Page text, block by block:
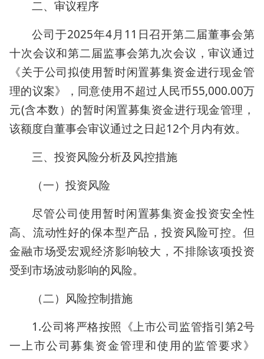
二、审议程序
公司于2025年4月11日召开第二届董事会第
十次会议和第二届监事会第九次会议，审议通过
《关于公司拟使用暂时闲置募集资金进行现金管
理的议案》，同意使用不超过人民币55,000.00万
元(含本数）的暂时闲置募集资金进行现金管理，
该额度自董事会审议通过之日起12个月内有效。
三、投资风险分析及风控措施
（一）投资风险
尽管公司使用暂时闲置募集资金投资安全性
高、流动性好的保本型产品，投资风险可控。但
金融市场受宏观经济影响较大，不排除该项投资
受到市场波动影响的风险。
（二）风险控制措施
1.公司将严格按照《上市公司监管指引第2号
一上市公司募集资金管理和使用的监管要求》